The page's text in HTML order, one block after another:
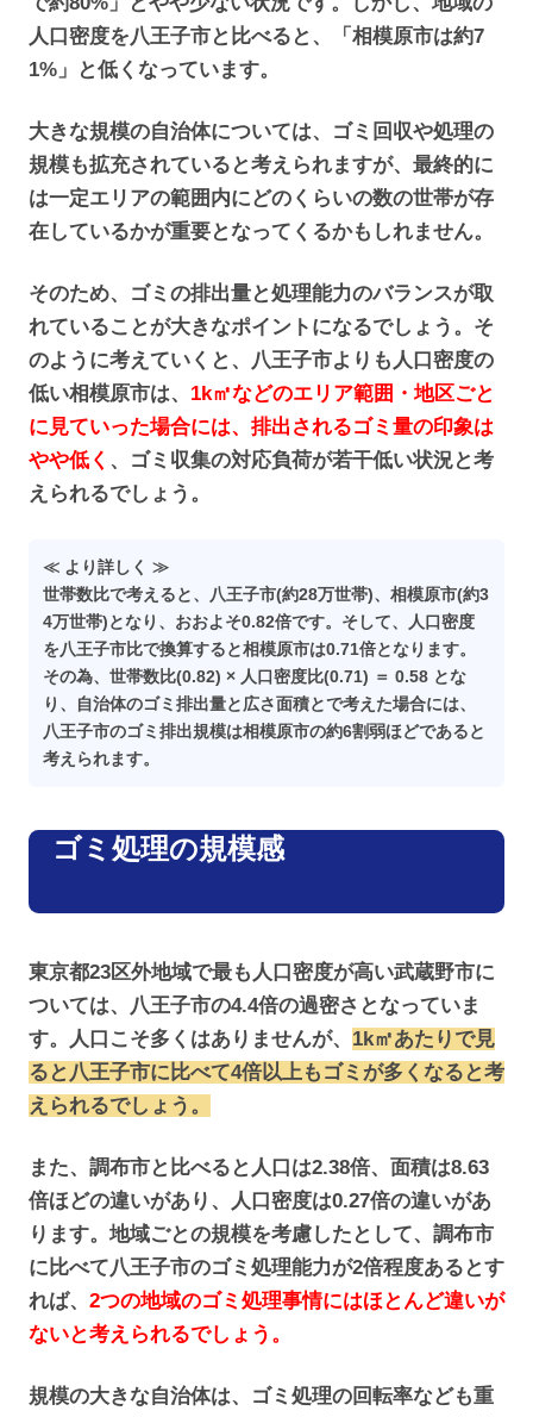
人口密度を八王子市と比べると、「相模原市は約7
1%」と低くなっています。
大きな規模の自治体については、ゴミ回収や処理の
規模も拡充されていると考えられますが、最終的に
は一定エリアの範囲内にどのくらいの数の世帯が存
在しているかが重要となってくるかもしれません。
そのため、ゴミの排出量と処理能力のバランスが取
れていることが大きなポイントになるでしょう。そ
のように考えていくと、八王子市よりも人口密度の
低い相模原市は、 1k㎡などのエリア範囲・地区ごと
に見ていった場合には、排出されるゴミ量の印象は
やや低く 、ゴミ収集の対応負荷が若干低い状況と考
えられるでしょう。
≪ より詳しく ≫
世帯数比で考えると、八王子市(約28万世帯)、相模原市(約3
4万世帯)となり、おおよそ0.82倍です。そして、人口密度
を八王子市比で換算すると相模原市は0.71倍となります。
その為、世帯数比(0.82) × 人口密度比(0.71) ＝ 0.58 とな
り、自治体のゴミ排出量と広さ面積とで考えた場合には、
八王子市のゴミ排出規模は相模原市の約6割弱ほどであると
考えられます。
ゴミ処理の規模感
東京都23区外地域で最も人口密度が高い武蔵野市に
ついては、八王子市の4.4倍の過密さとなっていま
す。人口こそ多くはありませんが、 1k㎡あたりで見
ると八王子市に比べて4倍以上もゴミが多くなると考
えられるでしょう。
また、調布市と比べると人口は2.38倍、面積は8.63
倍ほどの違いがあり、人口密度は0.27倍の違いがあ
ります。地域ごとの規模を考慮したとして、調布市
に比べて八王子市のゴミ処理能力が2倍程度あるとす
れば、 2つの地域のゴミ処理事情にはほとんど違いが
ないと考えられるでしょう。
規模の大きな自治体は、ゴミ処理の回転率なども重